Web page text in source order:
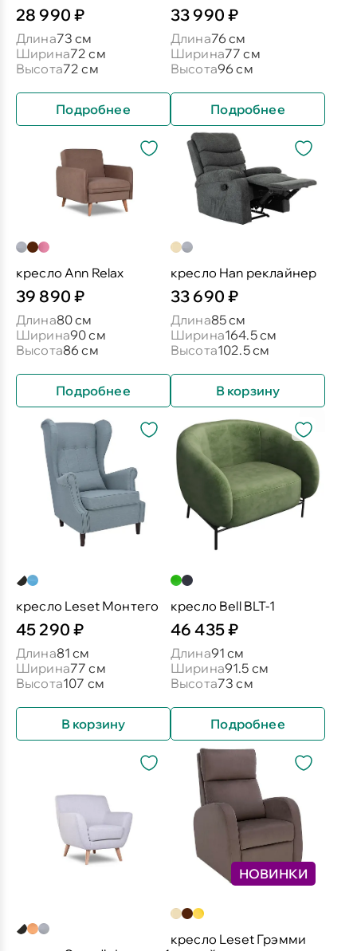
28 990 ₽
Длина73 см
Ширина72 см
Высота72 см
Подробнее
33 990 ₽
Длина76 см
Ширина77 см
Высота96 см
Подробнее
кресло Ann Relax
39 890 ₽
Длина80 см
Ширина90 см
Высота86 см
Подробнее
кресло Han реклайнер
33 690 ₽
Длина85 см
Ширина164.5 см
Высота102.5 см
В корзину
кресло Leset Монтего
45 290 ₽
Длина81 см
Ширина77 см
Высота107 см
В корзину
кресло Bell BLT-1
46 435 ₽
Длина91 см
Ширина91.5 см
Высота73 см
Подробнее
НОВИНКИ
кресло Leset Грэмми